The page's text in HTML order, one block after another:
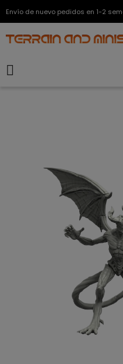
Envío de nuevo pedidos en 1-2